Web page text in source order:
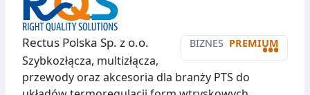
BIZNES PREMIUM
•••
Rectus Polska Sp. z o.o.
Szybkozłącza, multizłącza,
przewody oraz akcesoria dla branży PTS do